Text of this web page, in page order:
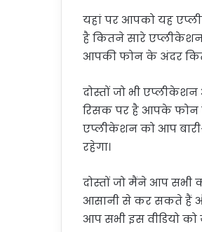
यहां पर आपको यह
है कितने सारे
आपकी फोन के अंदर
दोस्तों जो भी
रिसक पर है आपके फोन
एप्लीकेशन को आप
रहेगा।
दोस्तों जो मैंने आप
आसानी से कर सकते हैं और
आप सभी इस वीडियो